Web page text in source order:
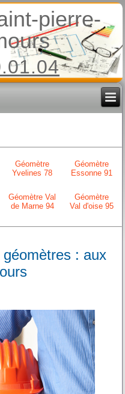
pierre-
Géomètre
Yvelines 78
Géomètre
Essonne 91
Géomètre Val
de Marne 94
Géomètre
Val d'oise 95
: aux